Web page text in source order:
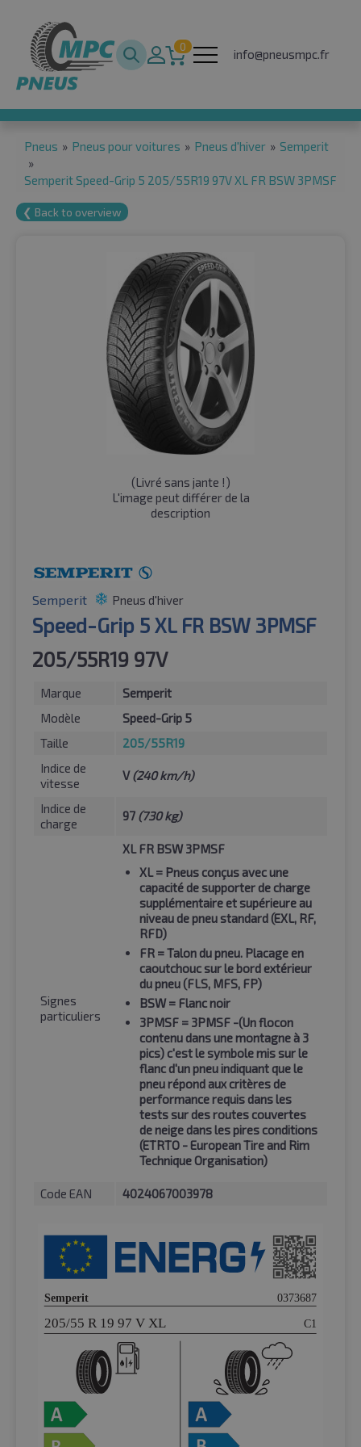
0
info@pneusmpc.fr
Pneus » Pneus pour voitures » Pneus d'hiver » Semperit
»
Semperit Speed-Grip 5 205/55R19 97V XL FR BSW 3PMSF
❮ Back to overview
(Livré sans jante !)
L'image peut différer de la
description
Semperit Pneus d'hiver
Speed-Grip 5 XL FR BSW 3PMSF
205/55R19 97V
Marque
Semperit
Modèle
Speed-Grip 5
Taille
205/55R19
Indice de
vitesse
V(240 km/h)
Indice de
charge
97 (730 kg)
Signes
particuliers
XL FR BSW 3PMSF
XL= Pneus conçus avec une
capacité de supporter de charge
supplémentaire et supérieure au
niveau de pneu standard (EXL, RF,
RFD)
FR = Talon du pneu. Placage en
caoutchouc sur le bord extérieur
du pneu (FLS, MFS, FP)
BSW = Flanc noir
3PMSF = 3PMSF -(Un flocon
contenu dans une montagne à 3
pics) c'est le symbole mis sur le
flanc d'un pneu indiquant que le
pneu répond aux critères de
performance requis dans les
tests sur des routes couvertes
de neige dans les pires conditions
(ETRTO - European Tire and Rim
Technique Organisation)
Code EAN 4024067003978